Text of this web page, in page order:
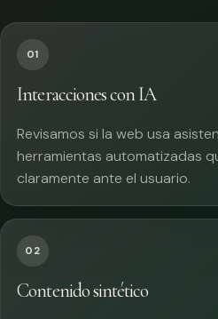
01
Interacciones con IA
Revisamos si la web usa
herramientas automatizadas
claramente ante el usuario.
02
Contenido sintético